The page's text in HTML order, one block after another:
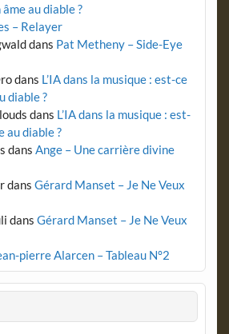
au diable ?
– Relayer
dans Pat Metheny – Side-Eye
dans L’IA dans la musique : est-ce
diable ?
dans L’IA dans la musique : est-
au diable ?
dans Ange – Une carrière divine
dans Gérard Manset – Je Ne Veux
dans Gérard Manset – Je Ne Veux
pierre Alarcen – Tableau N°2